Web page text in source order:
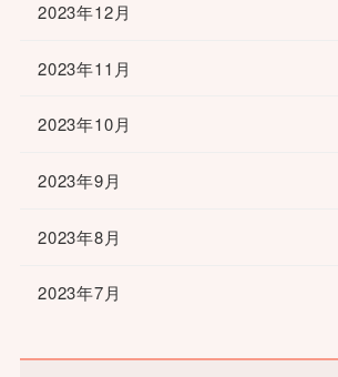
2023年12月
2023年11月
2023年10月
2023年9月
2023年8月
2023年7月